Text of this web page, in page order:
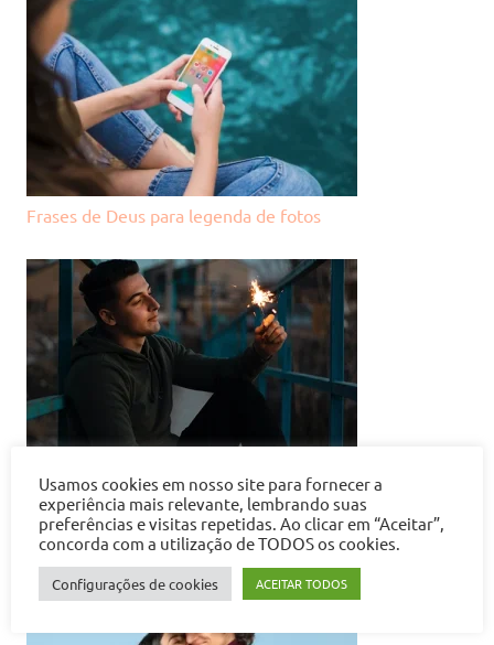
Frases de Deus para legenda de fotos
Textos de aniversário para o ex-namorado
Usamos cookies em nosso site para fornecer a
experiência mais relevante, lembrando suas
preferências e visitas repetidas. Ao clicar em “Aceitar”,
concorda com a utilização de TODOS os cookies.
Configurações de cookies ACEITAR TODOS